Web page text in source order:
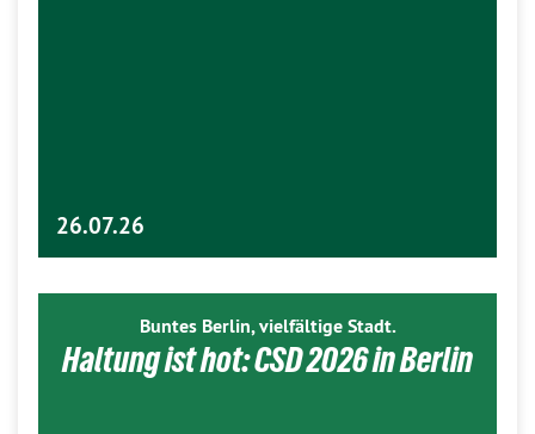
26.07.26
Buntes Berlin, vielfältige Stadt.
Haltung ist hot: CSD 2026 in Berlin